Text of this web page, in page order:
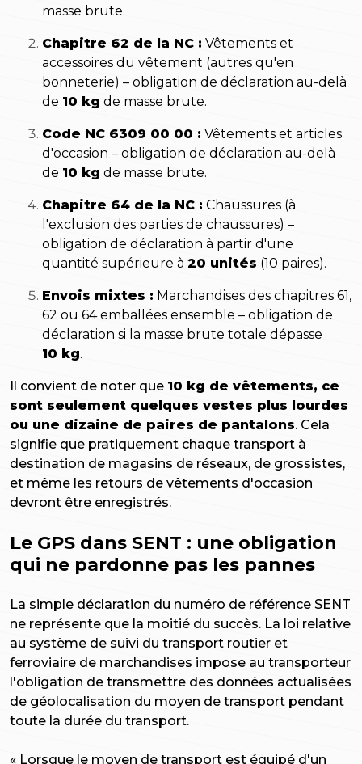
masse brute.
Chapitre 62 de la NC : Vêtements et
accessoires du vêtement (autres qu'en
bonneterie) – obligation de déclaration au-delà
de 10 kg de masse brute.
Code NC 6309 00 00 : Vêtements et articles
d'occasion – obligation de déclaration au-delà
de 10 kg de masse brute.
Chapitre 64 de la NC : Chaussures (à
l'exclusion des parties de chaussures) –
obligation de déclaration à partir d'une
quantité supérieure à 20 unités (10 paires).
Envois mixtes : Marchandises des chapitres 61,
62 ou 64 emballées ensemble – obligation de
déclaration si la masse brute totale dépasse
10 kg.
Il convient de noter que 10 kg de vêtements, ce
sont seulement quelques vestes plus lourdes
ou une dizaine de paires de pantalons. Cela
signifie que pratiquement chaque transport à
destination de magasins de réseaux, de grossistes,
et même les retours de vêtements d'occasion
devront être enregistrés.
Le GPS dans SENT : une obligation
qui ne pardonne pas les pannes
La simple déclaration du numéro de référence SENT
ne représente que la moitié du succès. La loi relative
au système de suivi du transport routier et
ferroviaire de marchandises impose au transporteur
l'obligation de transmettre des données actualisées
de géolocalisation du moyen de transport pendant
toute la durée du transport.
« Lorsque le moyen de transport est équipé d'un